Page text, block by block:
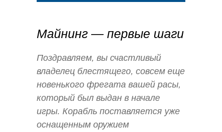
Майнинг — первые шаги
Поздравляем, вы счастливый
владелец блестящего, совсем еще
новенького фрегата вашей расы,
который был выдан в начале
игры. Корабль поставляется уже
оснащенным оружием